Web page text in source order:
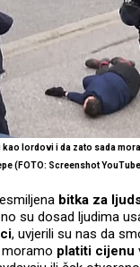
kao lordovii da zato sada
(FOTO: Screenshot YouTube
bitka za
su dosad ljudima
, uvjerili su nas da
platiti cijenu